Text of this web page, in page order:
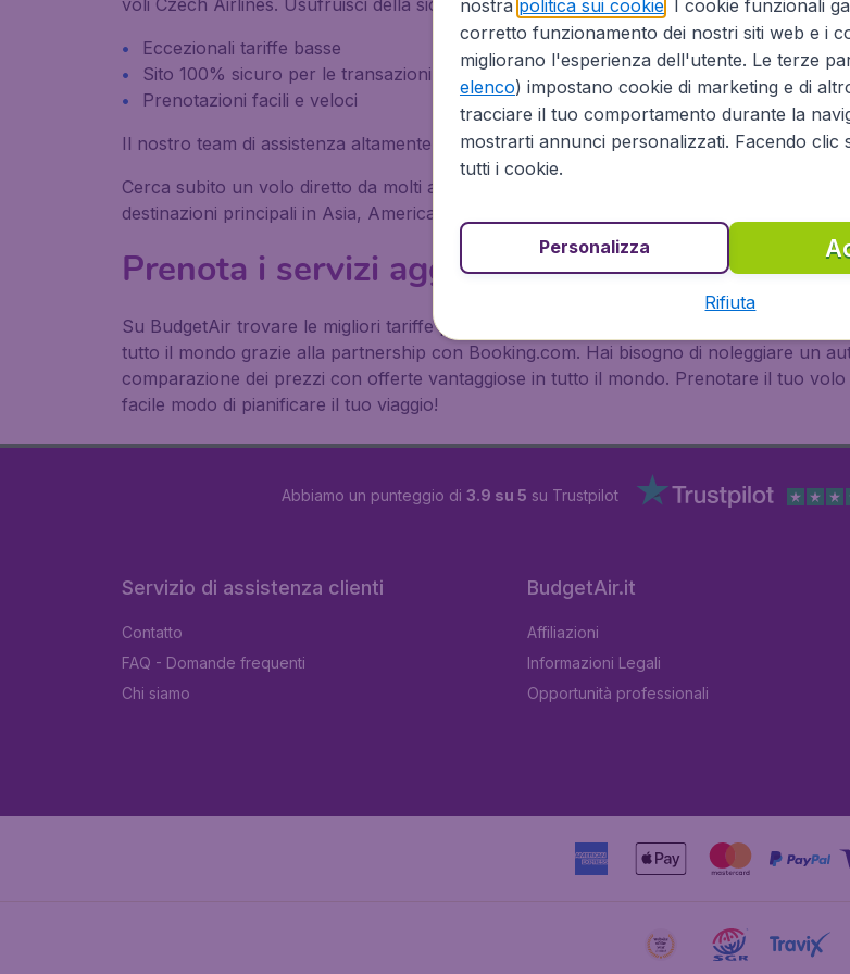
voli Czech Airlines. Usufruisci della sicurezza che il nostro know how può darti:
Eccezionali tariffe basse
Sito 100% sicuro per le transazioni
Prenotazioni facili e veloci
Il nostro team di assistenza altamente qualificato sarà lieto di aiutarvi a trovare il volo
Cerca subito un volo diretto da molti aeroporti in Italia per le destinazioni più popolari
destinazioni principali in Asia, America, Africa, Oceania ed Europa.
Prenota i servizi aggiuntivi
Su BudgetAir trovare le migliori tariffe per i voli Czech Airlines è facilissimo. Offriamo
tutto il mondo grazie alla partnership con Booking.com. Hai bisogno di noleggiare un
comparazione dei prezzi con offerte vantaggiose in tutto il mondo. Prenotare il tuo
facile modo di pianificare il tuo viaggio!
Abbiamo un punteggio di 3.9 su 5 su Trustpilot
Servizio di assistenza clienti
Contatto
FAQ - Domande frequenti
Chi siamo
BudgetAir.it
Affiliazioni
Informazioni Legali
Opportunità professionali
nostra politica sui cookie. I cookie funzionali
corretto funzionamento dei nostri siti web e i
migliorano l'esperienza dell'utente. Le terze
elenco) impostano cookie di marketing e di
tracciare il tuo comportamento durante la
mostrarti annunci personalizzati. Facendo clic
tutti i cookie.
Personalizza
Rifiuta